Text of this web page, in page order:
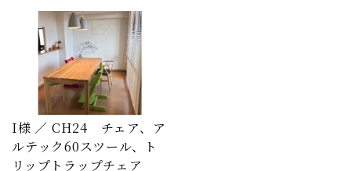
I様 ／ CH24 チェア、ア
ルテック60スツール、ト
リップトラップチェア